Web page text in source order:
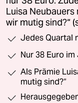
Luisa Neubauers
wir mutig sind?“
Jedes Quartal
Nur 38 Euro im
Als Prämie
mutig sind?“